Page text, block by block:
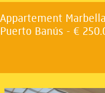
Appartement
Puerto Banús - €